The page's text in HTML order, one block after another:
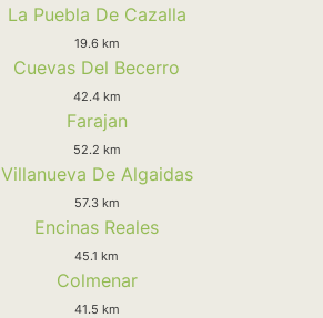
La Puebla De Cazalla
19.6 km
Cuevas Del Becerro
42.4 km
Farajan
52.2 km
Villanueva De Algaidas
57.3 km
Encinas Reales
45.1 km
Colmenar
41.5 km